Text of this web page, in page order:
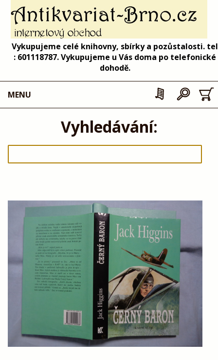
Vykupujeme celé knihovny, sbírky a pozůstalosti. tel
: 601118787. Vykupujeme u Vás doma po telefonické
dohodě.
MENU
Vyhledávání: